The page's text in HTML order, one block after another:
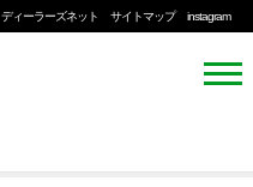
ディーラーズネット サイトマップ instagram